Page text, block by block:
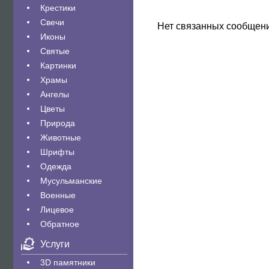
Крестики
Свечи
Иконы
Святые
Картинки
Храмы
Ангелы
Цветы
Природа
Животные
Шрифты
Одежда
Мусульманские
Военные
Лицевое
Обратное
Услуги
3D памятники
Нет связанных